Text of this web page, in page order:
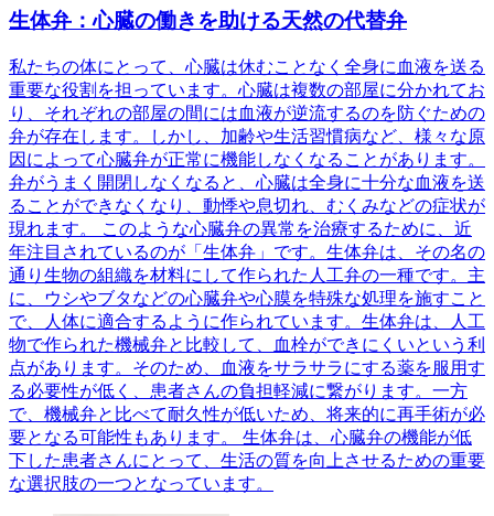
生体弁：心臓の働きを助ける天然の代替弁
私たちの体にとって、心臓は休むことなく全身に血液を送る
重要な役割を担っています。心臓は複数の部屋に分かれてお
り、それぞれの部屋の間には血液が逆流するのを防ぐための
弁が存在します。しかし、加齢や生活習慣病など、様々な原
因によって心臓弁が正常に機能しなくなることがあります。
弁がうまく開閉しなくなると、心臓は全身に十分な血液を送
ることができなくなり、動悸や息切れ、むくみなどの症状が
現れます。 このような心臓弁の異常を治療するために、近
年注目されているのが「生体弁」です。生体弁は、その名の
通り生物の組織を材料にして作られた人工弁の一種です。主
に、ウシやブタなどの心臓弁や心膜を特殊な処理を施すこと
で、人体に適合するように作られています。生体弁は、人工
物で作られた機械弁と比較して、血栓ができにくいという利
点があります。そのため、血液をサラサラにする薬を服用す
る必要性が低く、患者さんの負担軽減に繋がります。一方
で、機械弁と比べて耐久性が低いため、将来的に再手術が必
要となる可能性もあります。 生体弁は、心臓弁の機能が低
下した患者さんにとって、生活の質を向上させるための重要
な選択肢の一つとなっています。